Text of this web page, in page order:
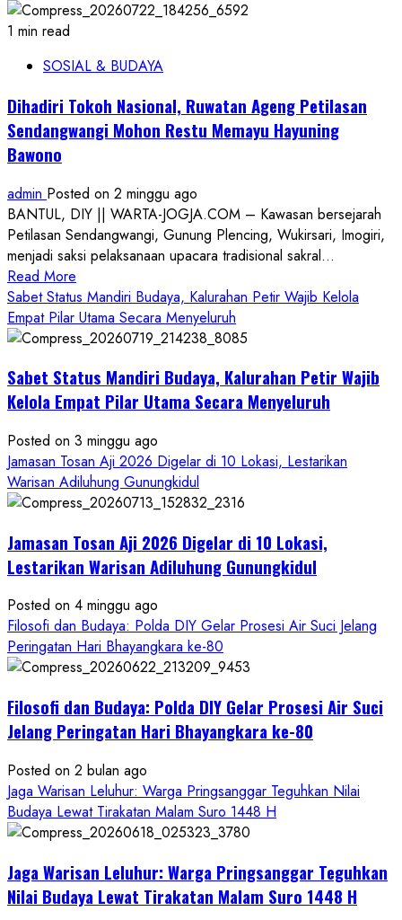
1 min read
SOSIAL & BUDAYA
Dihadiri Tokoh Nasional, Ruwatan Ageng Petilasan
Sendangwangi Mohon Restu Memayu Hayuning
Bawono
admin Posted on 2 minggu ago
BANTUL, DIY || WARTA-JOGJA.COM – Kawasan bersejarah
Petilasan Sendangwangi, Gunung Plencing, Wukirsari, Imogiri,
menjadi saksi pelaksanaan upacara tradisional sakral...
Read More
more
about
Dihadiri
Nasional,
Ruwatan
Petilasan
Sendangwangi
Mohon
Restu
Hayuning
Bawono
Sabet Status Mandiri Budaya, Kalurahan Petir Wajib Kelola
Empat Pilar Utama Secara Menyeluruh
Sabet Status Mandiri Budaya, Kalurahan Petir Wajib
Kelola Empat Pilar Utama Secara Menyeluruh
Posted on 3 minggu ago
Jamasan Tosan Aji 2026 Digelar di 10 Lokasi, Lestarikan
Warisan Adiluhung Gunungkidul
Jamasan Tosan Aji 2026 Digelar di 10 Lokasi,
Lestarikan Warisan Adiluhung Gunungkidul
Posted on 4 minggu ago
Filosofi dan Budaya: Polda DIY Gelar Prosesi Air Suci Jelang
Peringatan Hari Bhayangkara ke-80
Filosofi dan Budaya: Polda DIY Gelar Prosesi Air Suci
Jelang Peringatan Hari Bhayangkara ke-80
Posted on 2 bulan ago
Jaga Warisan Leluhur: Warga Pringsanggar Teguhkan Nilai
Budaya Lewat Tirakatan Malam Suro 1448 H
Jaga Warisan Leluhur: Warga Pringsanggar Teguhkan
Nilai Budaya Lewat Tirakatan Malam Suro 1448 H